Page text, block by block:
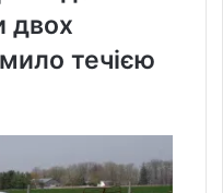
двох
течією